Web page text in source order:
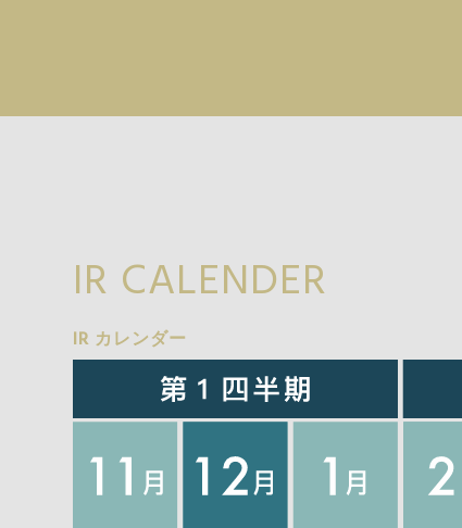
IR CALENDER
IR カレンダー